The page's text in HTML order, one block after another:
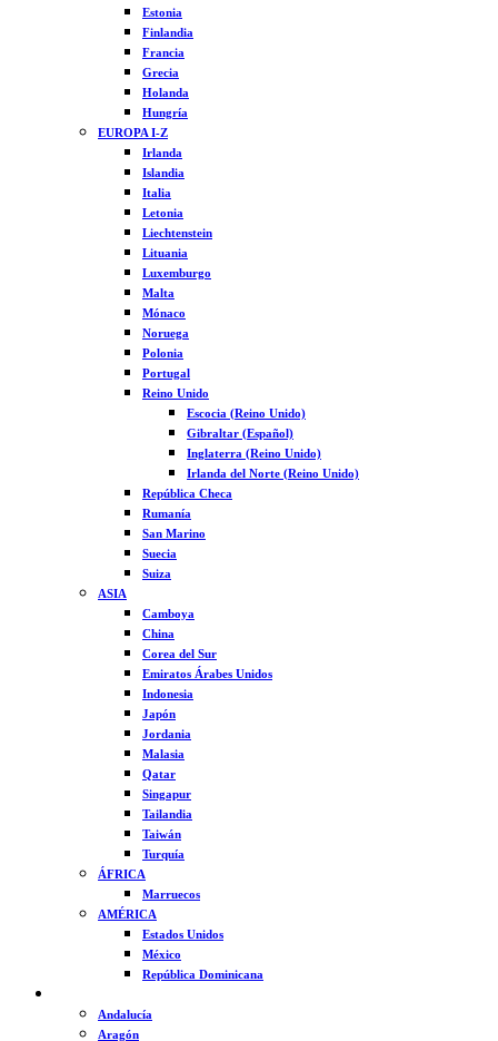
Estonia
Finlandia
Francia
Grecia
Holanda
Hungría
EUROPA I-Z
Irlanda
Islandia
Italia
Letonia
Liechtenstein
Lituania
Luxemburgo
Malta
Mónaco
Noruega
Polonia
Portugal
Reino Unido
Escocia (Reino Unido)
Gibraltar (Español)
Inglaterra (Reino Unido)
Irlanda del Norte (Reino Unido)
República Checa
Rumanía
San Marino
Suecia
Suiza
ASIA
Camboya
China
Corea del Sur
Emiratos Árabes Unidos
Indonesia
Japón
Jordania
Malasia
Qatar
Singapur
Tailandia
Taiwán
Turquía
ÁFRICA
Marruecos
AMÉRICA
Estados Unidos
México
República Dominicana
Andalucía
Aragón